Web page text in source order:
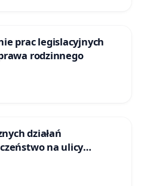
prac legislacyjnych
rodzinnego
działań
na ulicy